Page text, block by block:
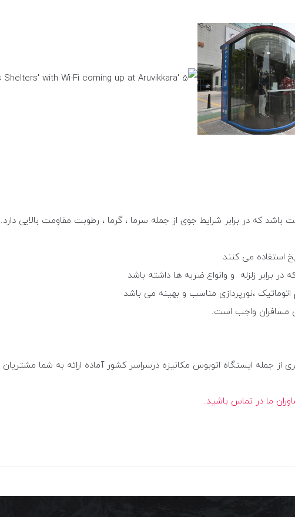
که در برابر شرایط جوی از جمله سرما ، گرما ، رطوبت مقاومت بالایی دارد.
استفاده می کنند
برابر زلزله و وانواع ضربه ها داشته باشد
،نورپردازی مناسب و بهینه می باشد
مسافران واجب است.
از جمله ایستگاه اتوبوس مکانیزه درسراسر کشور آماده ارائه به شما
ما در تماس باشید.